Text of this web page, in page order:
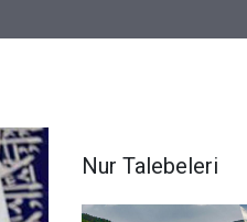
Nur Talebeleri